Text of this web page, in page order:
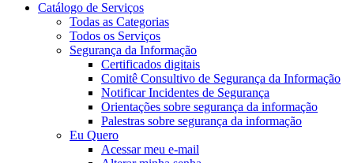
Catálogo de Serviços
Todas as Categorias
Todos os Serviços
Segurança da Informação
Certificados digitais
Comitê Consultivo de Segurança da Informação
Notificar Incidentes de Segurança
Orientações sobre segurança da informação
Palestras sobre segurança da informação
Eu Quero
Acessar meu e-mail